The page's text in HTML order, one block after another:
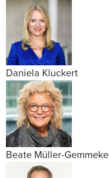
Daniela Kluckert
Beate Müller-Gemmeke